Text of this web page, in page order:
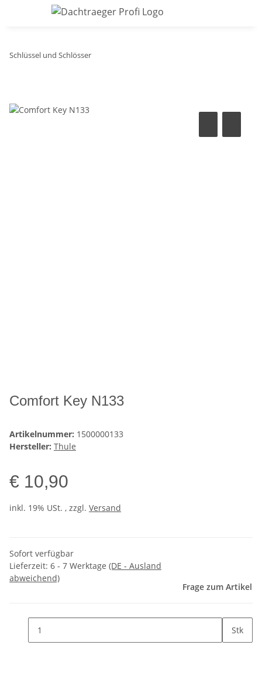
Schlüssel und Schlösser
Comfort Key N133
Artikelnummer: 1500000133
Hersteller: Thule
€ 10,90
inkl. 19% USt. , zzgl. Versand
Sofort verfügbar
Lieferzeit: 6 - 7 Werktage (DE - Ausland
abweichend)
Frage zum Artikel
Stk